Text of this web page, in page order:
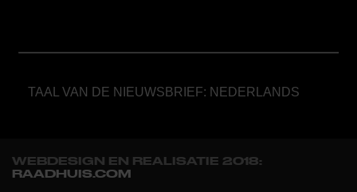
TAAL VAN DE NIEUWSBRIEF: NEDERLANDS
WEBDESIGN EN REALISATIE 2018:
RAADHUIS.COM